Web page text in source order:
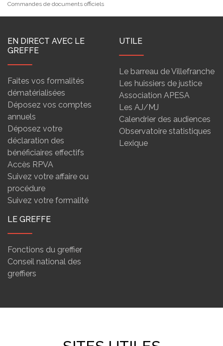
Commandes de documents officiels
EN DIRECT AVEC LE
GREFFE
Faites vos formalités
dématérialisées
Déposez vos comptes
annuels
Déposez votre
déclaration des
bénéficiaires effectifs
Accès RPVA
Suivez votre affaire ou
procédure
Suivez votre formalité
UTILE
Le barreau de Villefranche
Les huissiers de justice
Association APESA
Les AJ/MJ
Calendrier des audiences
Observatoire statistiques
Lexique
LE GREFFE
Fonctions du greffier
Conseil national des
greffiers